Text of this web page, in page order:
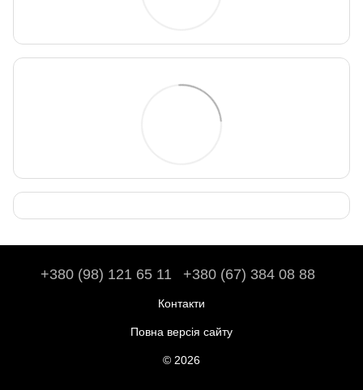
+380 (98) 121 65 11 +380 (67) 384 08 88
Контакти
Повна версія сайту
© 2026